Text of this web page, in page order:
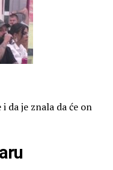
da je znala da će on